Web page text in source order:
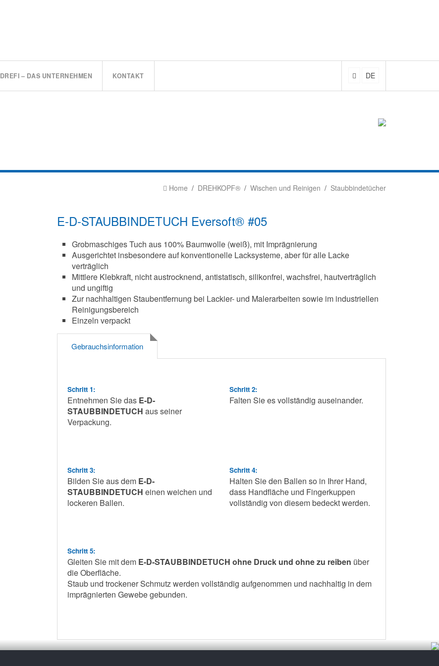
DREFI – DAS UNTERNEHMEN KONTAKT DE
Home DREHKOPF® Wischen und Reinigen Staubbindetücher
E-D-STAUBBINDETUCH Eversoft® #05
Grobmaschiges Tuch aus 100% Baumwolle (weiß), mit Imprägnierung
Ausgerichtet insbesondere auf konventionelle Lacksysteme, aber für alle Lacke
verträglich
Mittlere Klebkraft, nicht austrocknend, antistatisch, silikonfrei, wachsfrei, hautverträglich
und ungiftig
Zur nachhaltigen Staubentfernung bei Lackier- und Malerarbeiten sowie im industriellen
Reinigungsbereich
Einzeln verpackt
Gebrauchsinformation
Schritt 1:
Entnehmen Sie das E-D-
STAUBBINDETUCH aus seiner
Verpackung.
Schritt 2:
Falten Sie es vollständig auseinander.
Schritt 3:
Bilden Sie aus dem E-D-
STAUBBINDETUCH einen weichen und
lockeren Ballen.
Schritt 4:
Halten Sie den Ballen so in Ihrer Hand,
dass Handfläche und Fingerkuppen
vollständig von diesem bedeckt werden.
Schritt 5:
Gleiten Sie mit dem E-D-STAUBBINDETUCH ohne Druck und ohne zu reiben über
die Oberfläche.
Staub und trockener Schmutz werden vollständig aufgenommen und nachhaltig in dem
imprägnierten Gewebe gebunden.